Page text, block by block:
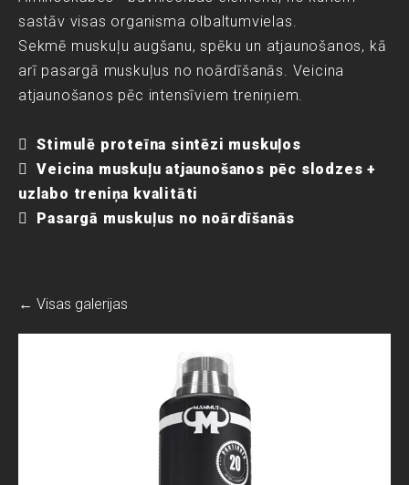
sastāv visas organisma olbaltumvielas.
Sekmē muskuļu augšanu, spēku un atjaunošanos, kā
arī pasargā muskuļus no noārdīšanās. Veicina
atjaunošanos pēc intensīviem treniņiem.

Stimulē proteīna sintēzi muskuļos
 Veicina muskuļu atjaunošanos pēc slodzes +
uzlabo treniņa kvalitāti
 Pasargā muskuļus no noārdīšanās
Visas galerijas